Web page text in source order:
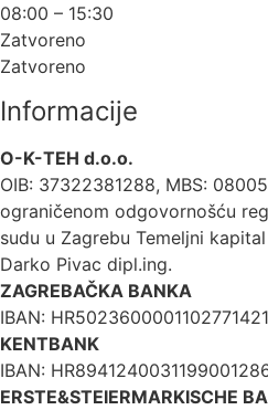
08:00 – 15:30
Zatvoreno
Zatvoreno
Informacije
O-K-TEH d.o.o.
OIB: 37322381288, MBS:
ograničenom odgovornošću
sudu u Zagrebu Temeljni
Darko Pivac dipl.ing.
ZAGREBAČKA BANKA
IBAN: HR5023600001102771421
KENTBANK
IBAN:
ERSTE&STEIERMARKISCHE